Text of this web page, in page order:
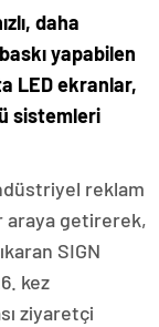
daha
yapabilen
LED ekranlar,
sistemleri
reklam
araya getirerek,
SIGN
kez
ziyaretçi